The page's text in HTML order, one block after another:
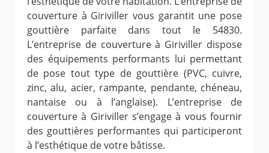
couverture à Giriviller vous garantit une pose
gouttière parfaite dans tout le 54830.
L’entreprise de couverture à Giriviller dispose
des équipements performants lui permettant
de pose tout type de gouttière (PVC, cuivre,
zinc, alu, acier, rampante, pendante, chéneau,
nantaise ou à l’anglaise). L’entreprise de
couverture à Giriviller s’engage à vous fournir
des gouttières performantes qui participeront
à l’esthétique de votre bâtisse.